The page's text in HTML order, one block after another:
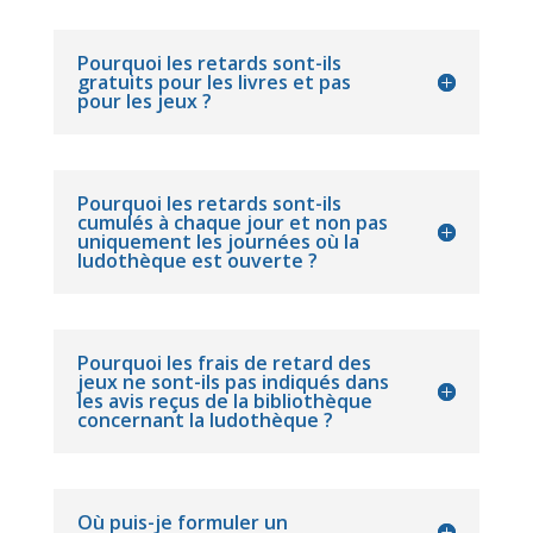
Pourquoi les retards sont-ils
gratuits pour les livres et pas
pour les jeux ?
Pourquoi les retards sont-ils
cumulés à chaque jour et non pas
uniquement les journées où la
ludothèque est ouverte ?
Pourquoi les frais de retard des
jeux ne sont-ils pas indiqués dans
les avis reçus de la bibliothèque
concernant la ludothèque ?
Où puis-je formuler un